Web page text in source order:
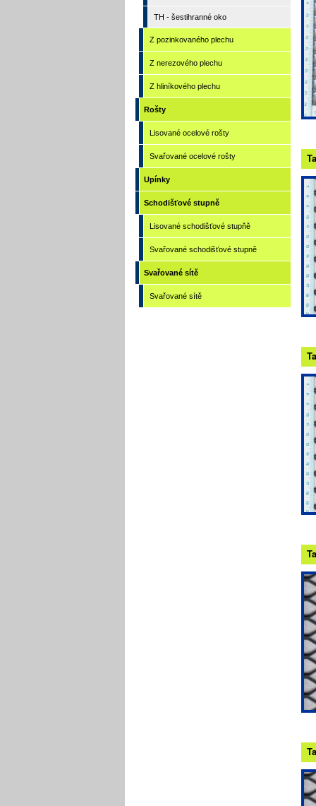
TH - šestihranné oko
Z pozinkovaného plechu
Z nerezového plechu
Z hliníkového plechu
Rošty
Lisované ocelové rošty
Svařované ocelové rošty
Upínky
Schodišťové stupně
Lisované schodišťové stupňě
Svařované schodišťové stupně
Svařované sítě
Svařované sítě